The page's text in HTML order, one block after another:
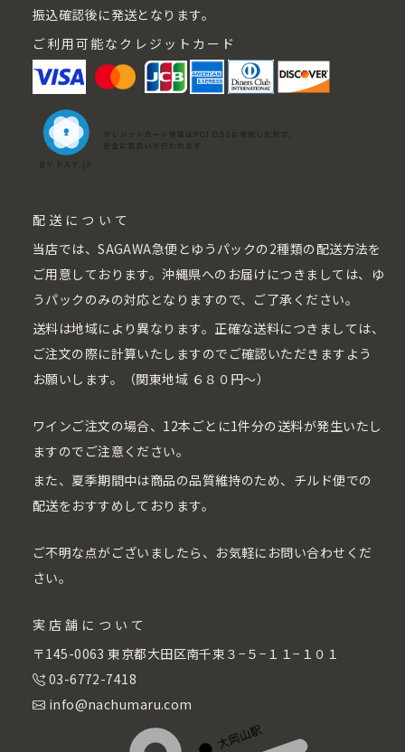
振込確認後に発送となります。
ご利用可能なクレジットカード
配送について
当店では、SAGAWA急便とゆうパックの2種類の配送方法を
ご用意しております。沖縄県へのお届けにつきましては、ゆ
うパックのみの対応となりますので、ご了承ください。
送料は地域により異なります。正確な送料につきましては、
ご注文の際に計算いたしますのでご確認いただきますよう
お願いします。（関東地域 ６８０円〜）
ワインご注文の場合、12本ごとに1件分の送料が発生いたし
ますのでご注意ください。
また、夏季期間中は商品の品質維持のため、チルド便での
配送をおすすめしております。
ご不明な点がございましたら、お気軽にお問い合わせくだ
さい。
実店舗について
〒145-0063 東京都大田区南千束３−５−１１−１０１
03-6772-7418
info@nachumaru.com